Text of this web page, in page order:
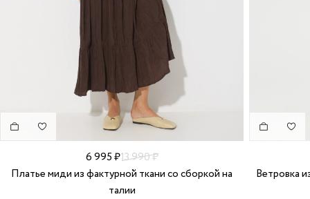
6 995 ₽13 990 ₽
Платье миди из фактурной ткани со сборкой на
талии
Ветровка